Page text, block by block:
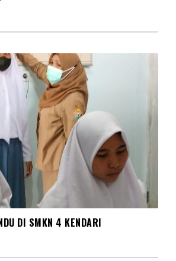
DI SMKN 4 KENDARI